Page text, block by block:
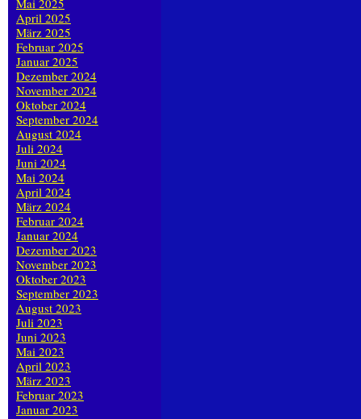
Mai 2025
April 2025
März 2025
Februar 2025
Januar 2025
Dezember 2024
November 2024
Oktober 2024
September 2024
August 2024
Juli 2024
Juni 2024
Mai 2024
April 2024
März 2024
Februar 2024
Januar 2024
Dezember 2023
November 2023
Oktober 2023
September 2023
August 2023
Juli 2023
Juni 2023
Mai 2023
April 2023
März 2023
Februar 2023
Januar 2023